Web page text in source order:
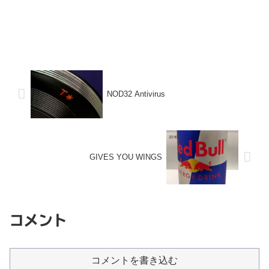
NOD32 Antivirus
GIVES YOU WINGS
コメント
コメントを書き込む